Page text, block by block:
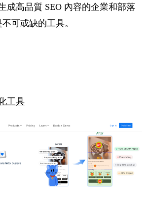
成高品質 SEO 內容的企業和部落
可或缺的工具。
工具